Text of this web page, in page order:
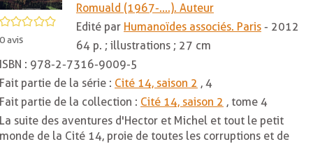
5
0avis
Romuald (1967-....). Auteur
Edité par Humanoïdes associés. Paris - 2012
64 p. ; illustrations ; 27 cm
ISBN : 978-2-7316-9009-5
Fait partie de la série : Cité 14, saison 2 , 4
Fait partie de la collection : Cité 14, saison 2 , tome 4
La suite des aventures d'Hector et Michel et tout le petit
monde de la Cité 14, proie de toutes les corruptions et de